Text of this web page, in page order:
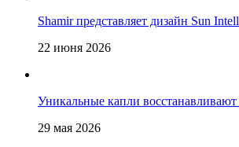
Shamir представляет дизайн Sun
22 июня 2026
Уникальные капли
29 мая 2026